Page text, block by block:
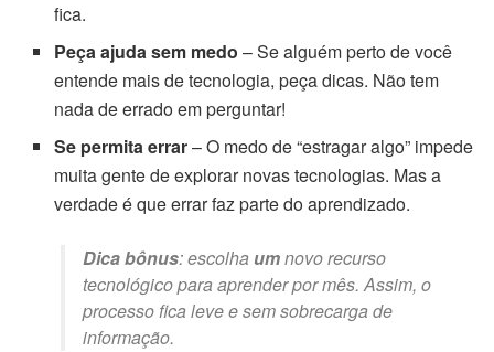
fica.
Peça ajuda sem medo – Se alguém perto de você
entende mais de tecnologia, peça dicas. Não tem
nada de errado em perguntar!
Se permita errar– O medo de “estragar algo” impede
muita gente de explorar novas tecnologias. Mas a
verdade é que errar faz parte do aprendizado.
Dica bônus: escolha umnovo recurso
tecnológico para aprender por mês. Assim, o
processo fica leve e sem sobrecarga de
informação.